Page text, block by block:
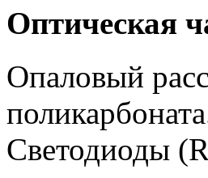
Оптическая
Опаловый
Светодиоды